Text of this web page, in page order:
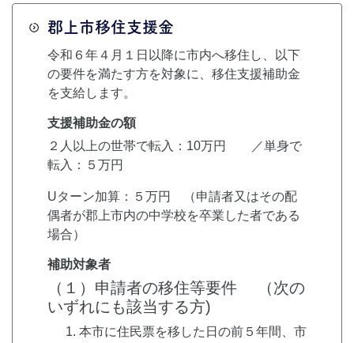
郡上市移住支援金
令和６年４月１日以降に市内へ移住し、以下
の要件を満たす方を対象に、移住支援補助金
を支給します。
支援補助金の額
２人以上の世帯で転入：10万円 ／単身で
転入：５万円
Uターン加算：５万円 （申請者又はその配
偶者が郡上市内の中学校を卒業した者である
場合）
補助対象者
（１）申請者の移住等要件 （次の
いずれにも該当する方)
本市に住民票を移した日の前５年間、市